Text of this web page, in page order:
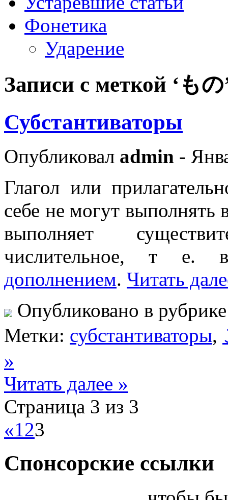
Фонетика
Ударение
Записи с меткой ‘もの
Субстантиваторы
Опубликовал admin -
Глагол или
себе не могут выполнять
выполняет
числительное, т е.
дополнением. Читать
Опубликовано в
Метки: субстантиваторы,
»
Читать далее »
Страница 3 из 3
«1 23
Спонсорские ссылки